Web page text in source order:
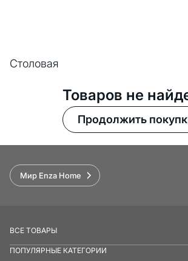
Столовая
Товаров не
Продолжить
Мир Enza Home
ВСЕ ТОВАРЫ
ПОПУЛЯРНЫЕ КАТЕГОРИИ